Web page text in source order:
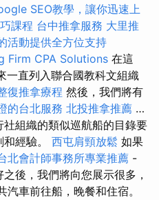
SEO教學，讓你迅速上
課程 台中推拿服務 大里推
活動提供全方位支持
Firm CPA Solutions 在這
一直列入聯合國教科文組織
復推拿療程 然後，我們將有
的台北服務 北投推拿推薦 …
組織的類似巡航船的目錄要
經驗。 西屯肩頸放鬆 如果
北會計師事務所專業推薦 -
後，我們將向您展示很多，
車前往船，晚餐和住宿。